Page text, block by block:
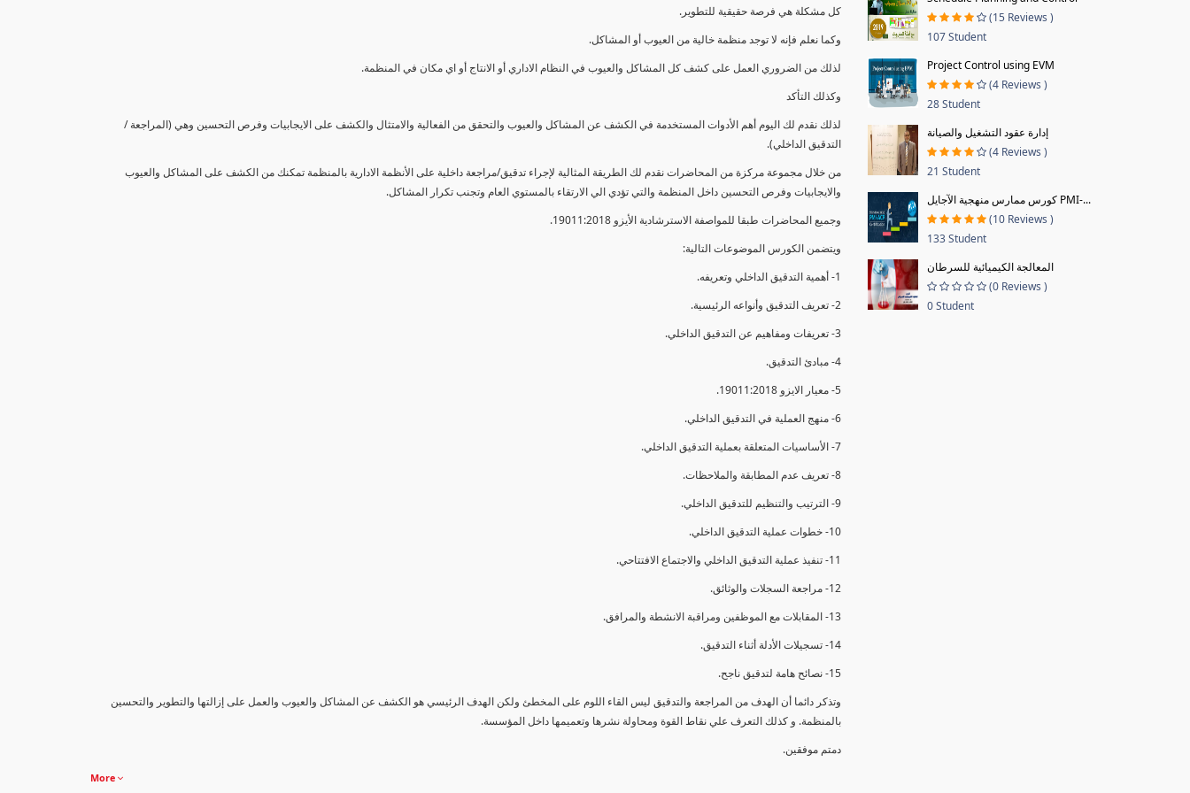
كل مشكلة هي فرصة حقيقية للتطوير.
وكما نعلم فإنه لا توجد منظمة خالية من العيوب أو المشاكل.
لذلك من الضروري العمل على كشف كل المشاكل والعيوب في النظام الاداري أو الانتاج أو اي مكان في المنظمة.
وكذلك التأكد
لذلك نقدم لك اليوم أهم الأدوات المستخدمة في الكشف عن المشاكل والعيوب والتحقق من الفعالية والامتثال والكشف على الايجابيات وفرص التحسين وهي (المراجعة /
التدقيق الداخلي).
من خلال مجموعة مركزة من المحاضرات نقدم لك الطريقة المثالية لإجراء تدقيق/مراجعة داخلية على الأنظمة الادارية بالمنظمة تمكنك من الكشف على المشاكل والعيوب
والايجابيات وفرص التحسين داخل المنظمة والتي تؤدي الي الارتقاء بالمستوي العام وتجنب تكرار المشاكل.
وجميع المحاضرات طبقا للمواصفة الاسترشادية الأيزو 19011:2018.
ويتضمن الكورس الموضوعات التالية:
1- أهمية التدقيق الداخلي وتعريفه.
2- تعريف التدقيق وأنواعه الرئيسية.
3- تعريفات ومفاهيم عن التدقيق الداخلي.
4- مبادئ التدقيق.
5- معيار الايزو 19011:2018.
6- منهج العملية في التدقيق الداخلي.
7- الأساسيات المتعلقة بعملية التدقيق الداخلي.
8- تعريف عدم المطابقة والملاحظات.
9- الترتيب والتنظيم للتدقيق الداخلي.
10- خطوات عملية التدقيق الداخلي.
11- تنفيذ عملية التدقيق الداخلي والاجتماع الافتتاحي.
12- مراجعة السجلات والوثائق.
13- المقابلات مع الموظفين ومراقبة الانشطة والمرافق.
14- تسجيلات الأدلة أثناء التدقيق.
15- نصائح هامة لتدقيق ناجح.
وتذكر دائما أن الهدف من المراجعة والتدقيق ليس القاء اللوم على المخطئ ولكن الهدف الرئيسي هو الكشف عن المشاكل والعيوب والعمل على إزالتها والتطوير والتحسين
بالمنظمة. و كذلك التعرف علي نقاط القوة ومحاولة نشرها وتعميمها داخل المؤسسة.
دمتم موفقين.
More
(15 Reviews )
107 Student
Project Control using EVM
(4 Reviews )
28 Student
إدارة عقود التشغيل والصيانة
(4 Reviews )
21 Student
كورس ممارس منهجية الآجايل PMI-...
(10 Reviews )
133 Student
المعالجة الكيميائية للسرطان
(0 Reviews )
0 Student